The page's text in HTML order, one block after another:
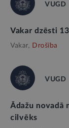
VUGD
Vakar dzēsti
Vakar, Drošība
VUGD
Ādažu novadā
cilvēks